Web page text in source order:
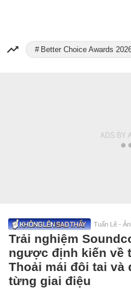
Better Choice Awards
Tuấn Lê -
Trải nghiệm
ngược định kiến về
Thoải mái đôi tai và
từng giai điệu